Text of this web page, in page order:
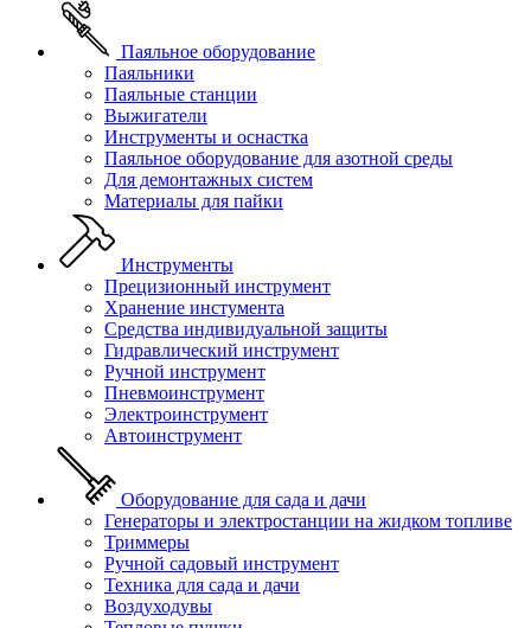
Паяльное оборудование
Паяльники
Паяльные станции
Выжигатели
Инструменты и оснастка
Паяльное оборудование для азотной среды
Для демонтажных систем
Материалы для пайки
Инструменты
Прецизионный инструмент
Хранение инстумента
Средства индивидуальной защиты
Гидравлический инструмент
Ручной инструмент
Пневмоинструмент
Электроинструмент
Автоинструмент
Оборудование для сада и дачи
Генераторы и электростанции на жидком топливе
Триммеры
Ручной садовый инструмент
Техника для сада и дачи
Воздуходувы